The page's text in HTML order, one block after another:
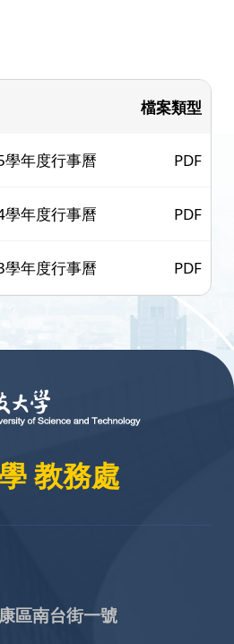
檔案類型
年度行事曆 PDF
年度行事曆 PDF
年度行事曆 PDF
教務處
區南台街一號